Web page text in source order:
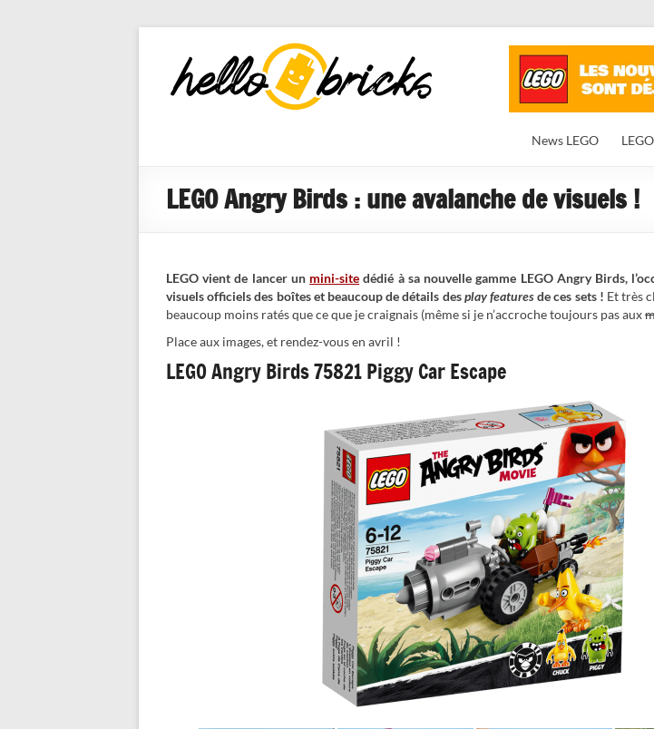
HelloBricks
Blog LEGO,
nouveaut�s
News LEGO
LEGO Angry Birds : une avalanche de visuels !
LEGO vient de lancer un mini-site dédié à sa nouvelle gamme LEGO Angry Birds,
visuels officiels des boîtes et beaucoup de détails desplay featuresde ces sets ! Et très
beaucoup moins ratés que ce que je craignais (même si je n’accroche toujours pas aux
Place aux images, et rendez-vous en avril !
LEGO Angry Birds 75821 Piggy Car Escape